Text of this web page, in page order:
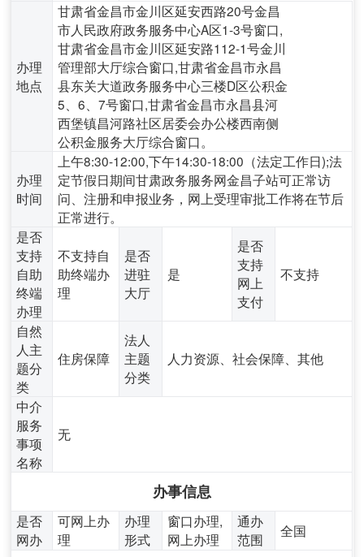
办理
地点
甘肃省金昌市金川区延安西路20号金昌
市人民政府政务服务中心A区1-3号窗口,
甘肃省金昌市金川区延安路112-1号金川
管理部大厅综合窗口,甘肃省金昌市永昌
县东关大道政务服务中心三楼D区公积金
5、6、7号窗口,甘肃省金昌市永昌县河
西堡镇昌河路社区居委会办公楼西南侧
公积金服务大厅综合窗口。
办理
时间
上午8:30-12:00,下午14:30-18:00（法定工作日);法
定节假日期间甘肃政务服务网金昌子站可正常访
问、注册和申报业务，网上受理审批工作将在节后
正常进行。
是否
支持
自助
终端
办理
不支持自
助终端办
理
是否
进驻
大厅
是
是否
支持
网上
支付
不支持
自然
人主
题分
类
住房保障
法人
主题
分类
人力资源、社会保障、其他
中介
服务
事项
名称
无
办事信息
是否
网办
可网上办
理
办理
形式
窗口办理,
网上办理
通办
范围
全国